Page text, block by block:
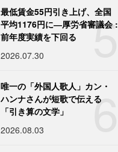
5
最低賃金55円引き上げ、全国
平均1176円に―厚労省審議会 :
前年度実績を下回る
2026.07.30
6
唯一の「外国人歌人」カン・
ハンナさんが短歌で伝える
「引き算の文学」
2026.08.03